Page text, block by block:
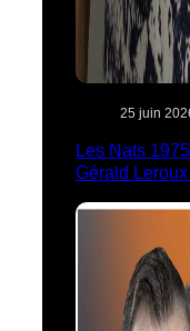
25 juin
Les Nats
Gérald Leroux